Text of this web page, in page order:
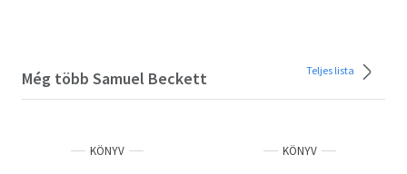
Még több Samuel Beckett Teljes lista
KÖNYV KÖNYV